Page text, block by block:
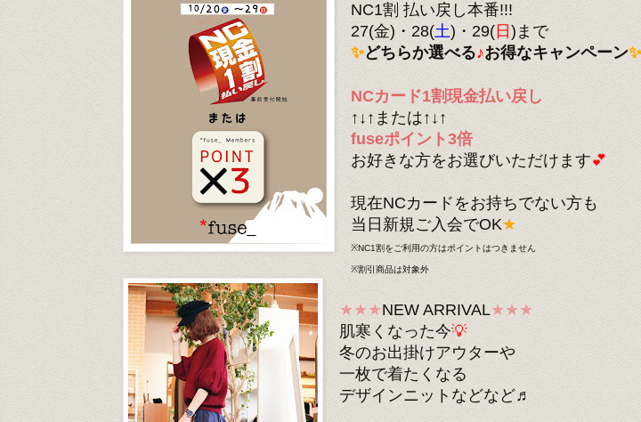
NC1割 払い戻し本番!!!
27(金)・28(土)・29(日 )まで
✨どちらか選べる♪お得なキャンペーン✨
NCカード1割現金払い戻し
↑↓↑または↑↓↑
fuseポイント3倍
お好きな方をお選びいただけます💕
現在NCカードをお持ちでない方も
当日新規ご入会でOK★
※NC1割をご利用の方はポイントはつきません
※割引商品は対象外
★★★NEW ARRIVAL★★★
肌寒くなった今💡
冬のお出掛けアウターや
一枚で着たくなる
デザインニットなどなど♬